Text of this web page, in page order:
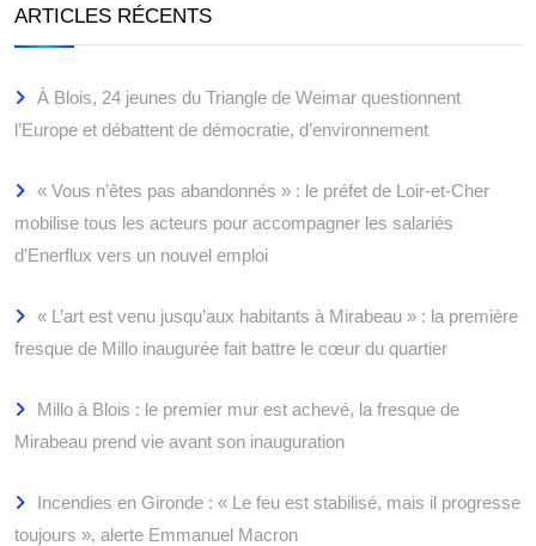
ARTICLES RÉCENTS
À Blois, 24 jeunes du Triangle de Weimar questionnent
l’Europe et débattent de démocratie, d’environnement
« Vous n’êtes pas abandonnés » : le préfet de Loir-et-Cher
mobilise tous les acteurs pour accompagner les salariés
d’Enerflux vers un nouvel emploi
« L’art est venu jusqu’aux habitants à Mirabeau » : la première
fresque de Millo inaugurée fait battre le cœur du quartier
Millo à Blois : le premier mur est achevé, la fresque de
Mirabeau prend vie avant son inauguration
Incendies en Gironde : « Le feu est stabilisé, mais il progresse
toujours », alerte Emmanuel Macron